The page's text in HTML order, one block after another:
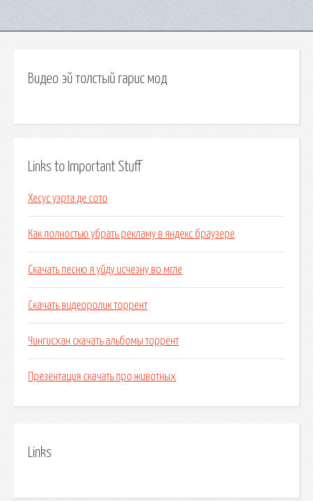
Видео эй толстый гарис мод
Links to Important Stuff
Хесус уэрта де сото
Как полностью убрать рекламу в яндекс браузере
Скачать песню я уйду исчезну во мгле
Скачать видеоролик торрент
Чингисхан скачать альбомы торрент
Презентация скачать про животных
Links